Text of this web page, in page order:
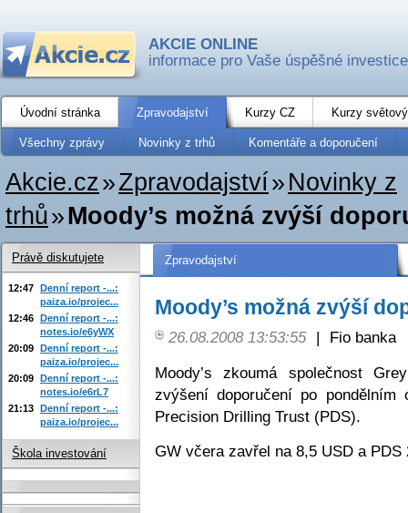
AKCIE ONLINE
informace pro Vaše úspěšné investice
Úvodní stránka Zpravodajství Kurzy CZ Kurzy
Všechny zprávy Novinky z trhů Komentáře a doporučení
Akcie.cz»Zpravodajství» Novinky z
trhů»Moody’s možná zvýší
Zpravodajství
Moody’s možná zvýší
26.08.2008 13:53:55 |
Fio banka
Moody’s zkoumá společnost
zvýšení doporučení po
Precision Drilling Trust (PDS).
GW včera zavřel na 8,5 USD a PDS
Právě diskutujete
12:47 Denní report -...:
paiza.io/projec...
12:46 Denní report -...:
notes.io/e6yWX
20:09 Denní report -...:
paiza.io/projec...
20:09 Denní report -...:
notes.io/e6rL7
21:13 Denní report -...:
paiza.io/projec...
Škola investování